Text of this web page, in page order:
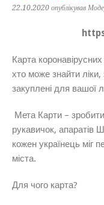
22.10.2020 опублікував
Карта
хто може знайти ліки,
закуплені для вашої
Мета Карти –
рукавичок,
кожен українець міг
міста.
Для чого карта?